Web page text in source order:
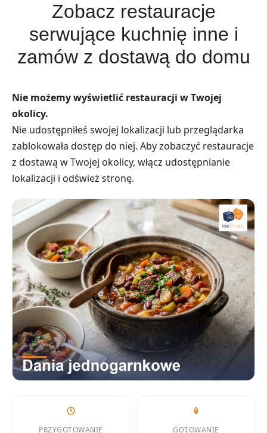
Zobacz restauracje
serwujące kuchnię inne i
zamów z dostawą do domu
Nie możemy wyświetlić restauracji w Twojej
okolicy.
Nie udostępniłeś swojej lokalizacji lub przeglądarka
zablokowała dostęp do niej. Aby zobaczyć restauracje
z dostawą w Twojej okolicy, włącz udostępnianie
lokalizacji i odśwież stronę.
PRZYGOTOWANIE GOTOWANIE